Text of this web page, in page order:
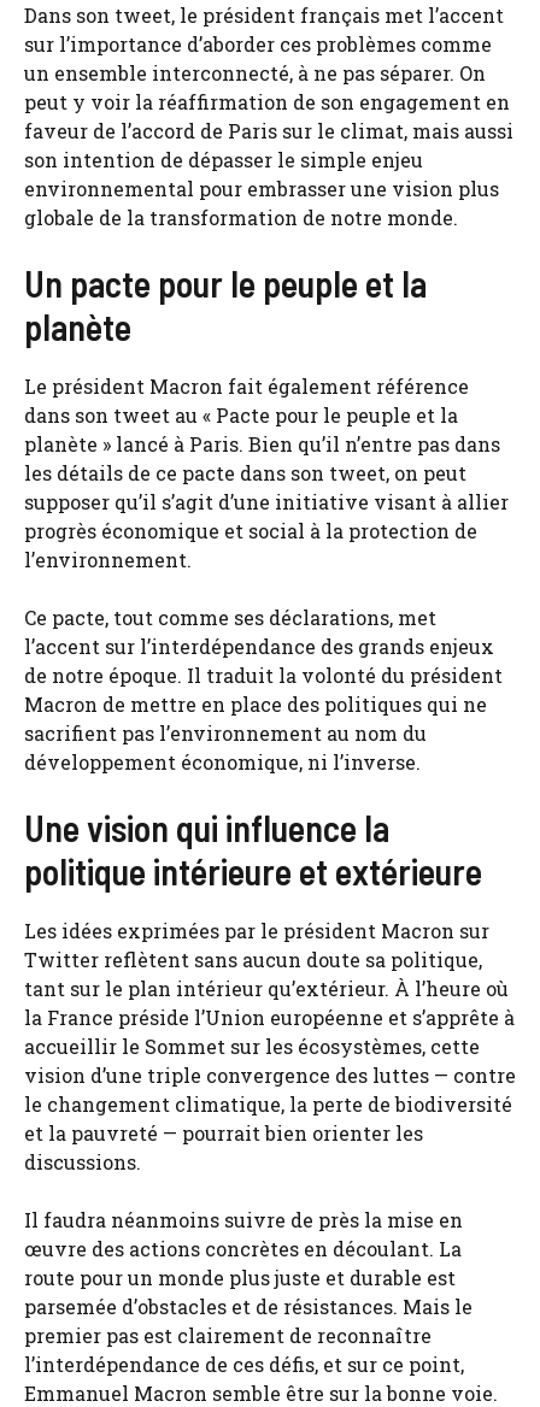
Dans son tweet, le président français met l’accent
sur l’importance d’aborder ces problèmes comme
un ensemble interconnecté, à ne pas séparer. On
peut y voir la réaffirmation de son engagement en
faveur de l’accord de Paris sur le climat, mais aussi
son intention de dépasser le simple enjeu
environnemental pour embrasser une vision plus
globale de la transformation de notre monde.
Un pacte pour le peuple et la
planète
Le président Macron fait également référence
dans son tweet au « Pacte pour le peuple et la
planète » lancé à Paris. Bien qu’il n’entre pas dans
les détails de ce pacte dans son tweet, on peut
supposer qu’il s’agit d’une initiative visant à allier
progrès économique et social à la protection de
l’environnement.
Ce pacte, tout comme ses déclarations, met
l’accent sur l’interdépendance des grands enjeux
de notre époque. Il traduit la volonté du président
Macron de mettre en place des politiques qui ne
sacrifient pas l’environnement au nom du
développement économique, ni l’inverse.
Une vision qui influence la
politique intérieure et extérieure
Les idées exprimées par le président Macron sur
Twitter reflètent sans aucun doute sa politique,
tant sur le plan intérieur qu’extérieur. À l’heure où
la France préside l’Union européenne et s’apprête à
accueillir le Sommet sur les écosystèmes, cette
vision d’une triple convergence des luttes — contre
le changement climatique, la perte de biodiversité
et la pauvreté — pourrait bien orienter les
discussions.
Il faudra néanmoins suivre de près la mise en
œuvre des actions concrètes en découlant. La
route pour un monde plus juste et durable est
parsemée d’obstacles et de résistances. Mais le
premier pas est clairement de reconnaître
l’interdépendance de ces défis, et sur ce point,
Emmanuel Macron semble être sur la bonne voie.